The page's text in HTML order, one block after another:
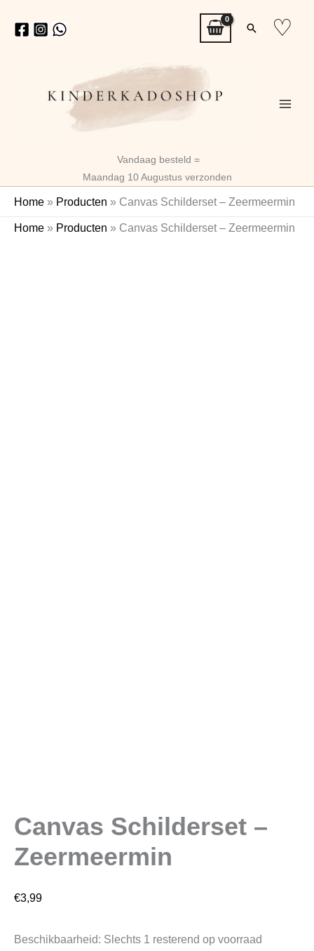
naar
Zoeken
♡
Vandaag besteld =
Maandag 10 Augustus verzonden
Home » Producten » Canvas Schilderset – Zeermeermin
Home » Producten » Canvas Schilderset – Zeermeermin
Canvas Schilderset –
Zeermeermin
€3,99
Beschikbaarheid: Slechts 1 resterend op voorraad
Canvas